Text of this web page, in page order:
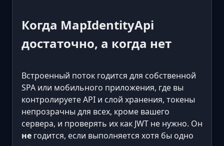
Когда MapIdentityApi
достаточно, а когда нет
Встроенный поток годится для собственной
SPA или мобильного приложения, где вы
контролируете API и слой хранения, токены
непрозрачны для всех, кроме вашего
сервера, и проверять их как JWT не нужно. Он
не годится, если выполняется хотя бы одно